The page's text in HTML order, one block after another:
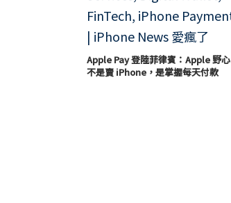
Apple Pay 登陸菲律賓：Apple 野心
不是賣 iPhone，是掌握每天付款